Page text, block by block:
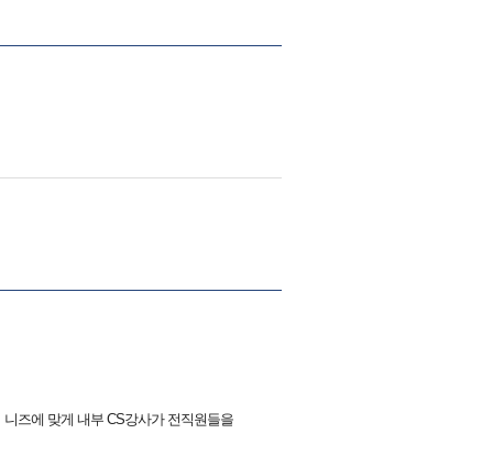
즈에 맞게 내부 CS강사가 전직원들을